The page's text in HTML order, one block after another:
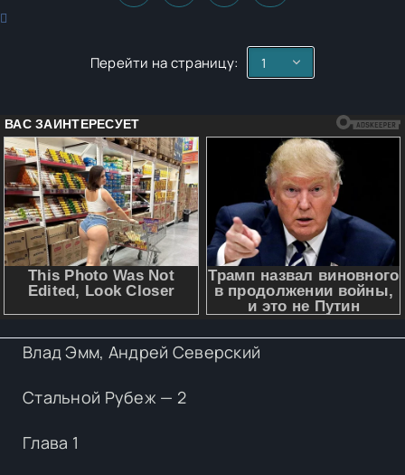
Перейти на страницу:
Влад Эмм, Андрей Северский
Стальной Рубеж — 2
Глава 1